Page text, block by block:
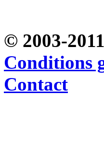
© 2003-
Conditions
Contact